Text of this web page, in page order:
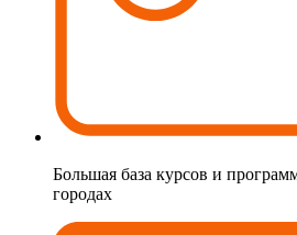
Большая база курсов и
городах